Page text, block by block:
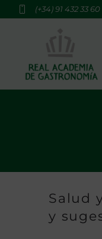
(+34) 91 432 33 60
Salud
y